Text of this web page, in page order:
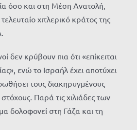
όσο και στη Μέση Ανατολή,
χιτλερικό κράτος της
δεν κρύβουν πια ότι «επίκειται
ενώ το Ισραήλ έχει αποτύχει
τους διακηρυγμένους
Παρά τις χιλιάδες των
δολοφονεί στη Γάζα και τη